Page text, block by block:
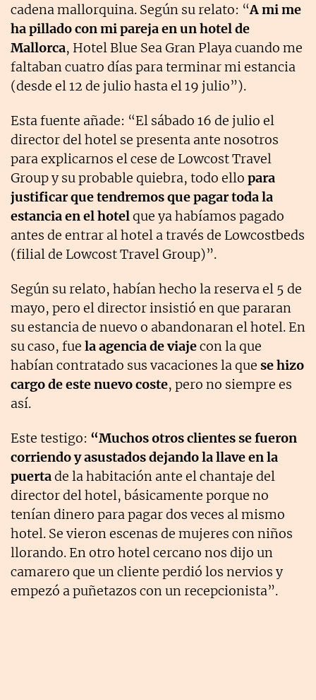
cadena mallorquina. Según su relato: “A mi me
ha pillado con mi pareja en un hotel de
Mallorca, Hotel Blue Sea Gran Playa cuando me
faltaban cuatro días para terminar mi estancia
(desde el 12 de julio hasta el 19 julio”).
Esta fuente añade: “El sábado 16 de julio el
director del hotel se presenta ante nosotros
para explicarnos el cese de Lowcost Travel
Group y su probable quiebra, todo ello para
justificar que tendremos que pagar toda la
estancia en el hotelque ya habíamos pagado
antes de entrar al hotel a través de Lowcostbeds
(filial de Lowcost Travel Group)”.
Según su relato, habían hecho la reserva el 5 de
mayo, pero el director insistió en que pararan
su estancia de nuevo o abandonaran el hotel. En
su caso, fue la agencia de viajecon la que
habían contratado sus vacaciones la que se hizo
cargo de este nuevo coste, pero no siempre es
así.
Este testigo: “Muchos otros clientes se fueron
corriendo y asustados dejando la llave en la
puertade la habitación ante el chantaje del
director del hotel, básicamente porque no
tenían dinero para pagar dos veces al mismo
hotel. Se vieron escenas de mujeres con niños
llorando. En otro hotel cercano nos dijo un
camarero que un cliente perdió los nervios y
empezó a puñetazos con un recepcionista”.